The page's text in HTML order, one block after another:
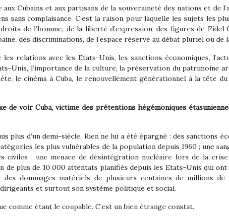
Cubains et aux partisans de la souveraineté des nations et de
sans complaisance. C’est la raison pour laquelle les sujets les
droits de l’homme, de la liberté d’expression, des figures de
des discriminations, de l’espace réservé au débat pluriel ou de
relations avec les Etats-Unis, les sanctions économiques,
Unis, l’importance de la culture, la préservation du patrimoine
le cinéma à Cuba, le renouvellement générationnel à la tête
de voir Cuba, victime des prétentions hégémoniques
plus d’un demi-siècle. Rien ne lui a été épargné : des sanctions
les plus vulnérables de la population depuis 1960 ; une
civiles ; une menace de désintégration nucléaire lors de la
plus de 10 000 attentats planifiés depuis les Etats-Unis qui
des dommages matériels de plusieurs centaines de millions
et surtout son système politique et social.
comme étant le coupable. C’est un bien étrange constat.